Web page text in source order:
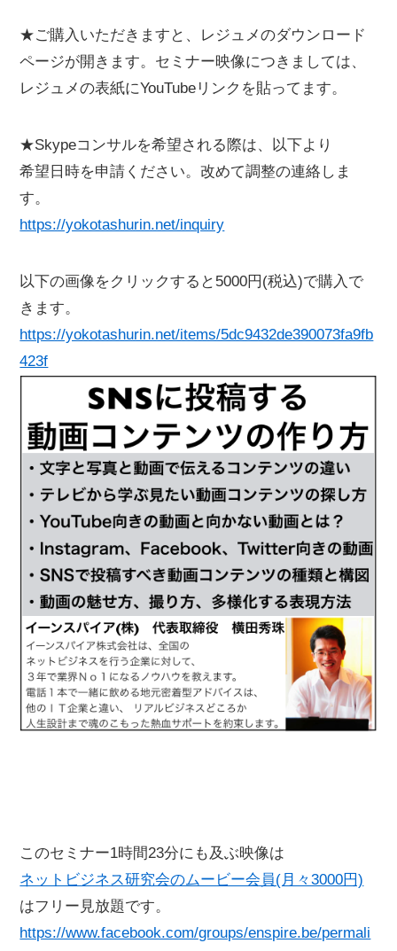
★ご購入いただきますと、レジュメのダウンロード
ページが開きます。セミナー映像につきましては、
レジュメの表紙にYouTubeリンクを貼ってます。
★Skypeコンサルを希望される際は、以下より
希望日時を申請ください。改めて調整の連絡しま
す。
https://yokotashurin.net/inquiry
以下の画像をクリックすると5000円(税込)で購入で
きます。
https://yokotashurin.net/items/5dc9432de390073fa9fb
423f
このセミナー1時間23分にも及ぶ映像は
ネットビジネス研究会のムービー会員(月々3000円)
はフリー見放題です。
https://www.facebook.com/groups/enspire.be/permali